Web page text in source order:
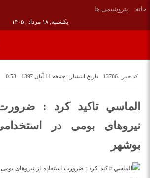
خانه پتروشيمى ها
یکشنبه, ۱۸ مرداد , ۱۴۰۵
تاریخ انتشار : جمعه 11 آبان 1397 - 0:53 کد خبر : 13786
الماسي تاكيد كرد : ضرورت
نیروهای بومی در
بوشهر